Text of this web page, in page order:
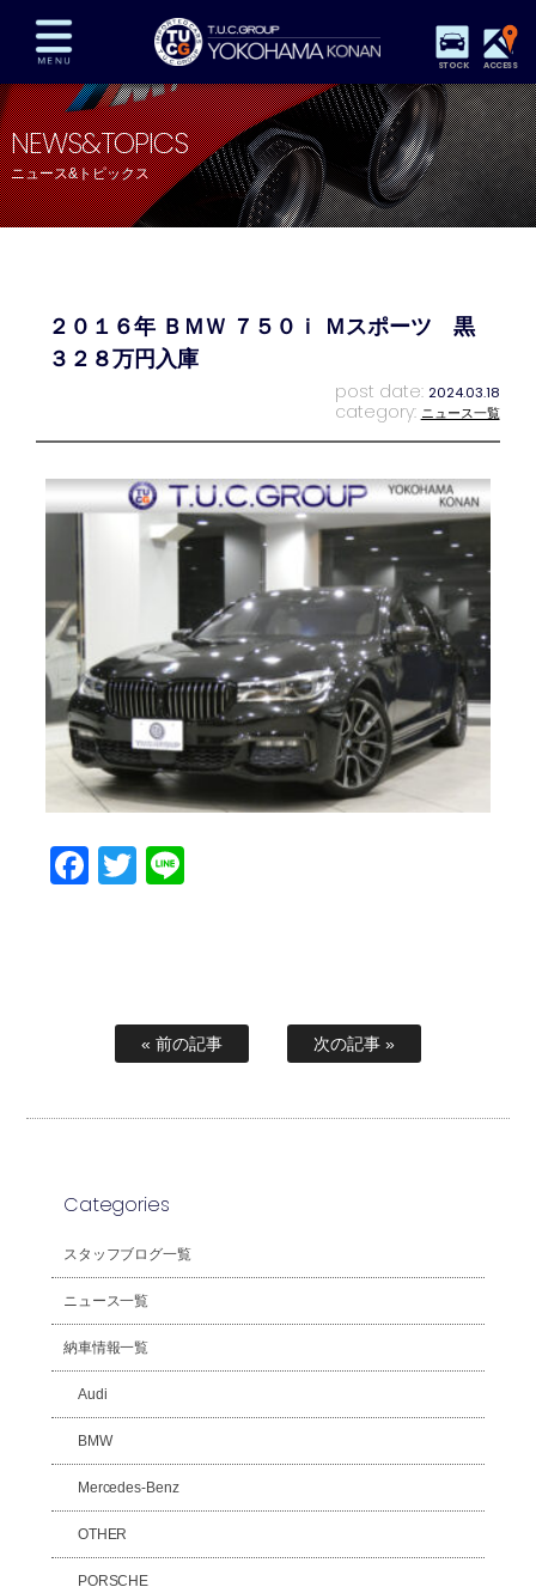
STOCK ACCESS
在庫車両情報 保証&サービス パーツリスト
TUCとは？ 店舗情報 アクセスマップ
全国納車 特別作業 注文販売
プライバシーポリシー
NEWS&TOPICS
ニュース&トピックス
２０１６年 ＢＭＷ ７５０ｉ Ｍスポーツ 黒
３２８万円入庫
post date: 2024.03.18
category: ニュース一覧
Facebook
Twitter
« 前の記事 次の記事 »
Categories
スタッフブログ一覧
ニュース一覧
納車情報一覧
Audi
BMW
Mercedes-Benz
OTHER
PORSCHE